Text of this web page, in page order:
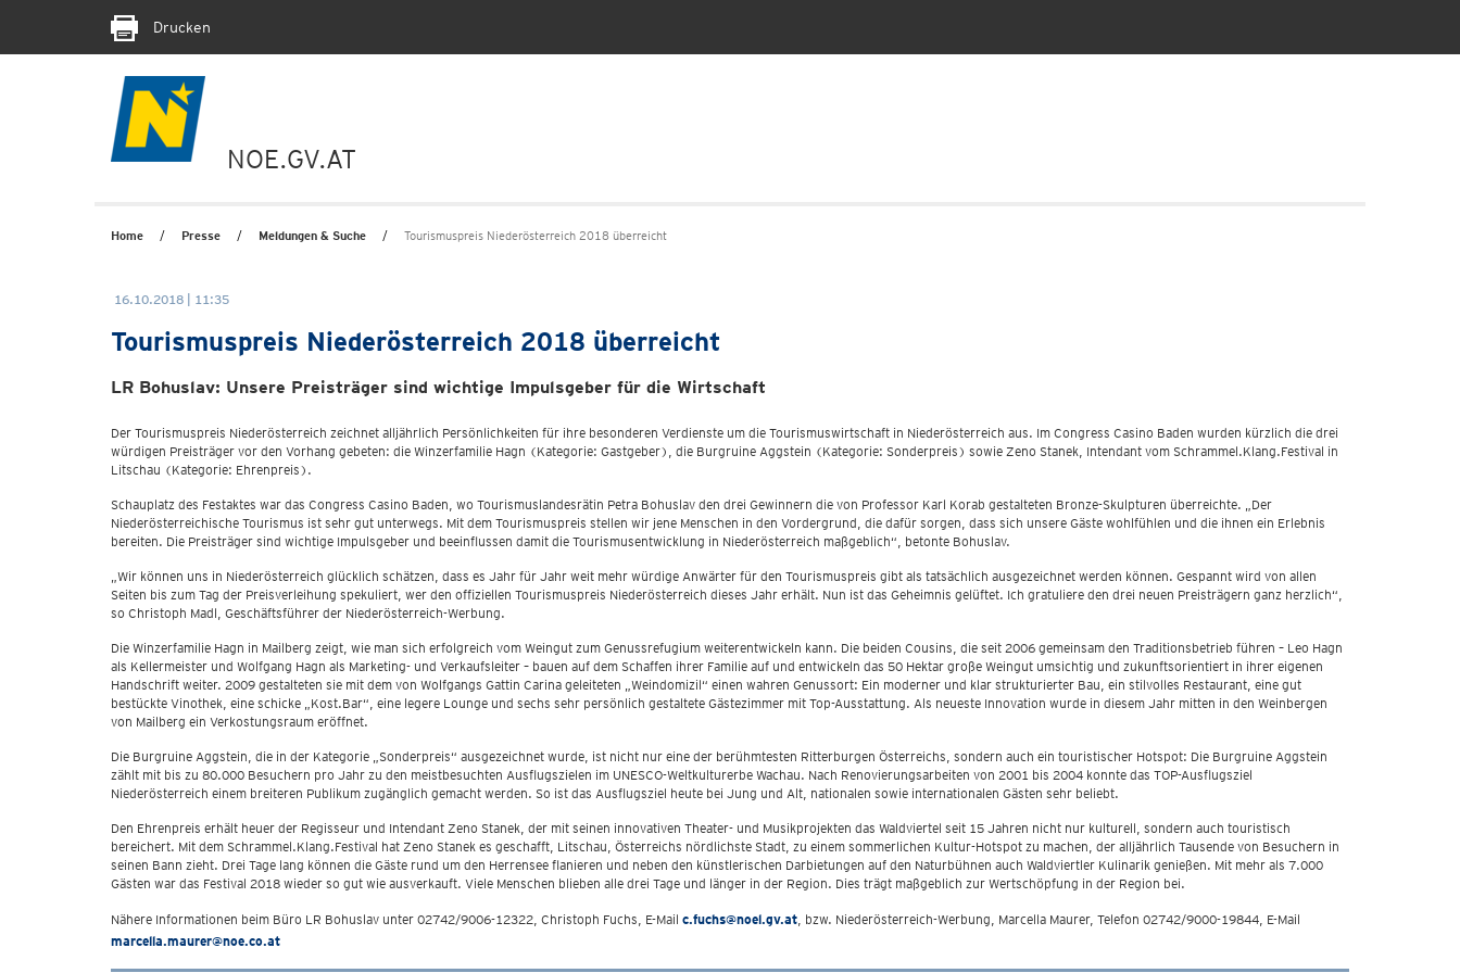
Drucken
NOE.GV.AT
Home Presse Meldungen & Suche Tourismuspreis Niederösterreich 2018 überreicht
16.10.2018 | 11:35
Tourismuspreis Niederösterreich 2018 überreicht
LR Bohuslav: Unsere Preisträger sind wichtige Impulsgeber für die Wirtschaft
Der Tourismuspreis Niederösterreich zeichnet alljährlich Persönlichkeiten für ihre besonderen Verdienste um die Tourismuswirtschaft in Niederösterreich aus. Im Congress Casino Baden wurden kürzlich die drei
würdigen Preisträger vor den Vorhang gebeten: die Winzerfamilie Hagn (Kategorie: Gastgeber), die Burgruine Aggstein (Kategorie: Sonderpreis) sowie Zeno Stanek, Intendant vom Schrammel.Klang.Festival in
Litschau (Kategorie: Ehrenpreis).
Schauplatz des Festaktes war das Congress Casino Baden, wo Tourismuslandesrätin Petra Bohuslav den drei Gewinnern die von Professor Karl Korab gestalteten Bronze-Skulpturen überreichte. „Der
Niederösterreichische Tourismus ist sehr gut unterwegs. Mit dem Tourismuspreis stellen wir jene Menschen in den Vordergrund, die dafür sorgen, dass sich unsere Gäste wohlfühlen und die ihnen ein Erlebnis
bereiten. Die Preisträger sind wichtige Impulsgeber und beeinflussen damit die Tourismusentwicklung in Niederösterreich maßgeblich“, betonte Bohuslav.
„Wir können uns in Niederösterreich glücklich schätzen, dass es Jahr für Jahr weit mehr würdige Anwärter für den Tourismuspreis gibt als tatsächlich ausgezeichnet werden können. Gespannt wird von allen
Seiten bis zum Tag der Preisverleihung spekuliert, wer den offiziellen Tourismuspreis Niederösterreich dieses Jahr erhält. Nun ist das Geheimnis gelüftet. Ich gratuliere den drei neuen Preisträgern ganz herzlich“,
so Christoph Madl, Geschäftsführer der Niederösterreich-Werbung.
Die Winzerfamilie Hagn in Mailberg zeigt, wie man sich erfolgreich vom Weingut zum Genussrefugium weiterentwickeln kann. Die beiden Cousins, die seit 2006 gemeinsam den Traditionsbetrieb führen – Leo Hagn
als Kellermeister und Wolfgang Hagn als Marketing- und Verkaufsleiter – bauen auf dem Schaffen ihrer Familie auf und entwickeln das 50 Hektar große Weingut umsichtig und zukunftsorientiert in ihrer eigenen
Handschrift weiter. 2009 gestalteten sie mit dem von Wolfgangs Gattin Carina geleiteten „Weindomizil“ einen wahren Genussort: Ein moderner und klar strukturierter Bau, ein stilvolles Restaurant, eine gut
bestückte Vinothek, eine schicke „Kost.Bar“, eine legere Lounge und sechs sehr persönlich gestaltete Gästezimmer mit Top-Ausstattung. Als neueste Innovation wurde in diesem Jahr mitten in den Weinbergen
von Mailberg ein Verkostungsraum eröffnet.
Die Burgruine Aggstein, die in der Kategorie „Sonderpreis“ ausgezeichnet wurde, ist nicht nur eine der berühmtesten Ritterburgen Österreichs, sondern auch ein touristischer Hotspot: Die Burgruine Aggstein
zählt mit bis zu 80.000 Besuchern pro Jahr zu den meistbesuchten Ausflugszielen im UNESCO-Weltkulturerbe Wachau. Nach Renovierungsarbeiten von 2001 bis 2004 konnte das TOP-Ausflugsziel
Niederösterreich einem breiteren Publikum zugänglich gemacht werden. So ist das Ausflugsziel heute bei Jung und Alt, nationalen sowie internationalen Gästen sehr beliebt.
Den Ehrenpreis erhält heuer der Regisseur und Intendant Zeno Stanek, der mit seinen innovativen Theater- und Musikprojekten das Waldviertel seit 15 Jahren nicht nur kulturell, sondern auch touristisch
bereichert. Mit dem Schrammel.Klang.Festival hat Zeno Stanek es geschafft, Litschau, Österreichs nördlichste Stadt, zu einem sommerlichen Kultur-Hotspot zu machen, der alljährlich Tausende von Besuchern in
seinen Bann zieht. Drei Tage lang können die Gäste rund um den Herrensee flanieren und neben den künstlerischen Darbietungen auf den Naturbühnen auch Waldviertler Kulinarik genießen. Mit mehr als 7.000
Gästen war das Festival 2018 wieder so gut wie ausverkauft. Viele Menschen blieben alle drei Tage und länger in der Region. Dies trägt maßgeblich zur Wertschöpfung in der Region bei.
Nähere Informationen beim Büro LR Bohuslav unter 02742/9006-12322, Christoph Fuchs, E-Mail c.fuchs@noel.gv.at, bzw. Niederösterreich-Werbung, Marcella Maurer, Telefon 02742/9000-19844, E-Mail
marcella.maurer@noe.co.at